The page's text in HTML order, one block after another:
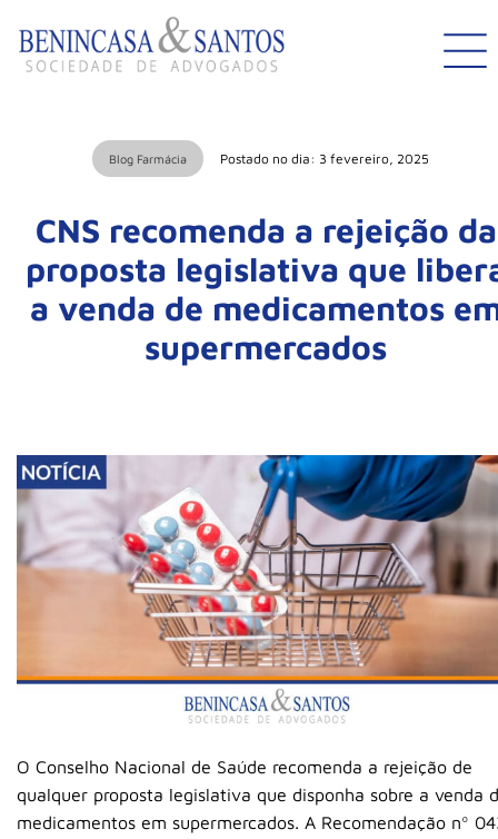
Blog Farmácia Postado no dia: 3 fevereiro, 2025
CNS recomenda a rejeição da
proposta legislativa que
a venda de medicamentos
supermercados
O Conselho Nacional de Saúde recomenda a rejeição de
qualquer proposta legislativa que disponha sobre a venda
medicamentos em supermercados. A Recomendação nº